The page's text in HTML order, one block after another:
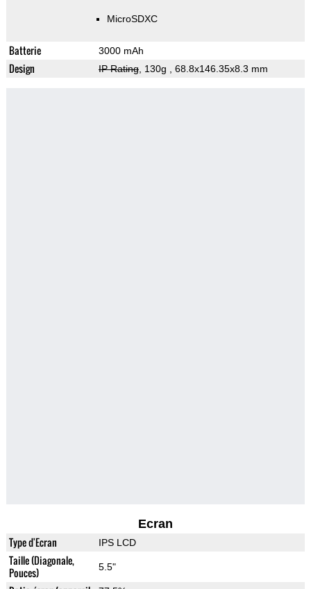
MicroSDXC
Batterie 3000 mAh
Design IP Rating, 130g , 68.8x146.35x8.3 mm
Ecran
Type d'Ecran IPS LCD
Taille (Diagonale,
Pouces)
5.5"